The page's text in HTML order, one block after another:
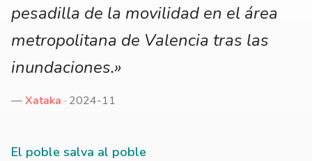
pesadilla de la movilidad en el área
metropolitana de Valencia tras las
inundaciones.»
—Xataka · 2024-11
El poble salva al poble